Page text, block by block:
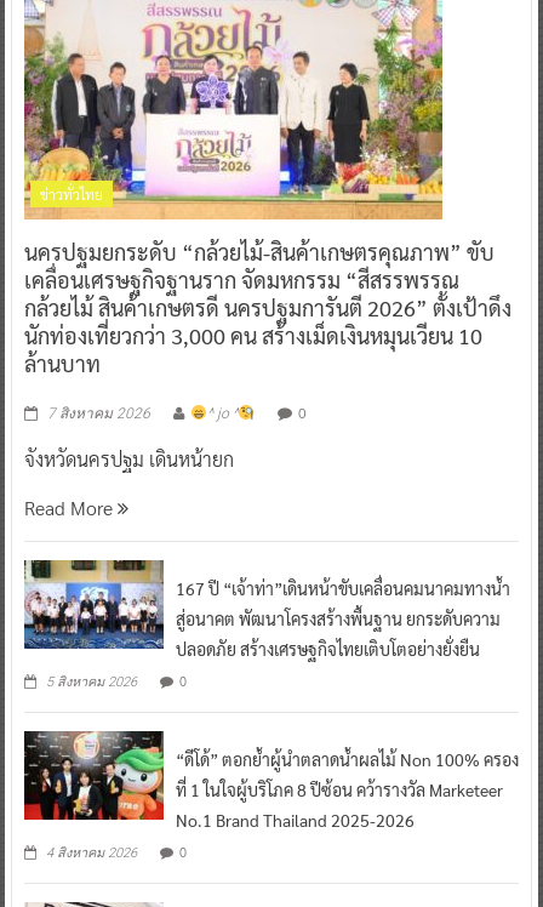
ข่าวทั่วไทย
นครปฐมยกระดับ “กล้วยไม้-สินค้าเกษตรคุณภาพ” ขับ
เคลื่อนเศรษฐกิจฐานราก จัดมหกรรม “สีสรรพรรณ
กล้วยไม้ สินค้าเกษตรดี นครปฐมการันตี 2026” ตั้งเป้าดึง
นักท่องเที่ยวกว่า 3,000 คน สร้างเม็ดเงินหมุนเวียน 10
ล้านบาท
7 สิงหาคม 2026 ^ jo ^ 0
จังหวัดนครปฐม เดินหน้ายก
Read More
167 ปี “เจ้าท่า”เดินหน้าขับเคลื่อนคมนาคมทางน้ำ
สู่อนาคต พัฒนาโครงสร้างพื้นฐาน ยกระดับความ
ปลอดภัย สร้างเศรษฐกิจไทยเติบโตอย่างยั่งยืน
5 สิงหาคม 2026 0
“ดีโด้” ตอกย้ำผู้นำตลาดน้ำผลไม้ Non 100% ครอง
ที่ 1 ในใจผู้บริโภค 8 ปีซ้อน คว้ารางวัล Marketeer
No.1 Brand Thailand 2025-2026
4 สิงหาคม 2026 0